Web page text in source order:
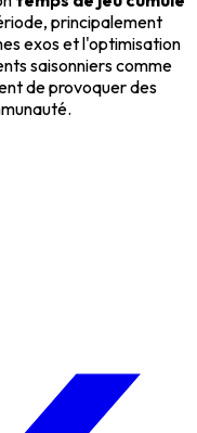
principalement
exos et l'optimisation
saisonniers comme
de provoquer des